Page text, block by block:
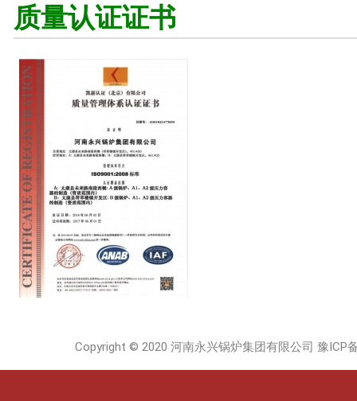
质量认证证书
Copyright © 2020 河南永兴锅炉集团有限公司 豫ICP